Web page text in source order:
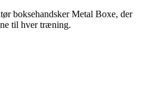
boksehandsker Metal Boxe, der
til hver træning.